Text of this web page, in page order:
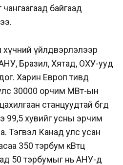
байгаад
үйлдвэрлэлээр
Бразил, Хятад, ОХУ-ууд
Харин Европ тивд
30000 орчим МВт-ын
станцуудтай бөгөөд
99,5 хувийг усны эрчим
Тэгвэл Канад улс усан
350 тэрбум кВтц
50 тэрбумыг нь АНУ-д